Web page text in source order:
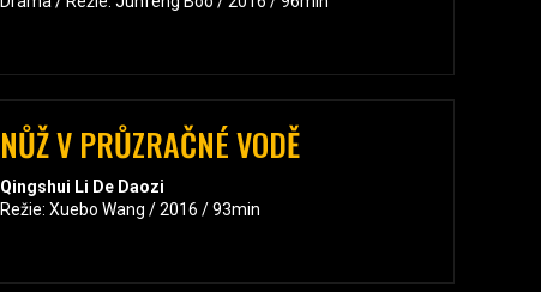
NŮŽ V PRŮZRAČNÉ VODĚ
Qingshui Li De Daozi
Režie: Xuebo Wang / 2016 / 93min